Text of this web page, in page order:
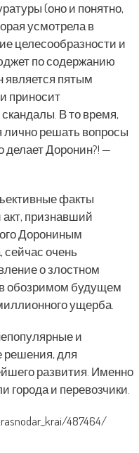
(оно и понятно,
усмотрела в
целесообразности и
по содержанию
является пятым
приносит
В то время,
лично решать вопросы
делает Доронин?! —
факты
акт, признавший
Дорониным
очень
о злостном
обозримом будущем
ущерба.
и
решения, для
развития. Именно
города и перевозчики.
487464/